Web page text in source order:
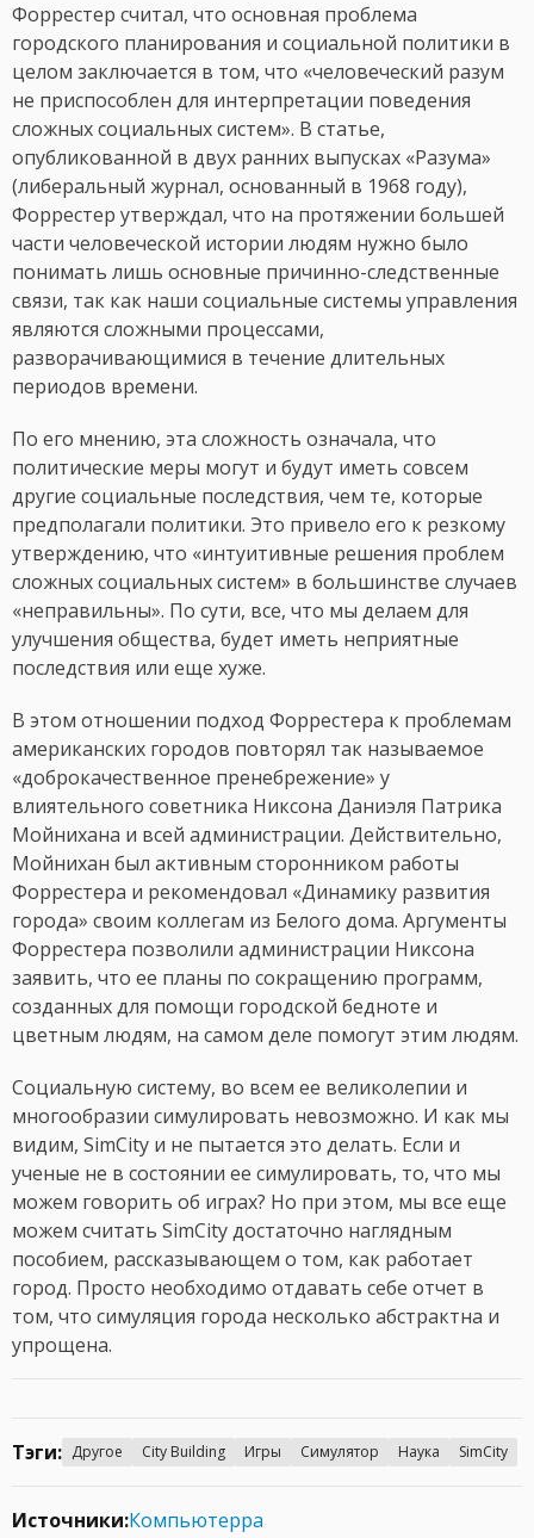
Форрестер считал, что основная проблема
городского планирования и социальной политики в
целом заключается в том, что «человеческий разум
не приспособлен для интерпретации поведения
сложных социальных систем». В статье,
опубликованной в двух ранних выпусках «Разума»
(либеральный журнал, основанный в 1968 году),
Форрестер утверждал, что на протяжении большей
части человеческой истории людям нужно было
понимать лишь основные причинно-следственные
связи, так как наши социальные системы управления
являются сложными процессами,
разворачивающимися в течение длительных
периодов времени.
По его мнению, эта сложность означала, что
политические меры могут и будут иметь совсем
другие социальные последствия, чем те, которые
предполагали политики. Это привело его к резкому
утверждению, что «интуитивные решения проблем
сложных социальных систем» в большинстве случаев
«неправильны». По сути, все, что мы делаем для
улучшения общества, будет иметь неприятные
последствия или еще хуже.
В этом отношении подход Форрестера к проблемам
американских городов повторял так называемое
«доброкачественное пренебрежение» у
влиятельного советника Никсона Даниэля Патрика
Мойнихана и всей администрации. Действительно,
Мойнихан был активным сторонником работы
Форрестера и рекомендовал «Динамику развития
города» своим коллегам из Белого дома. Аргументы
Форрестера позволили администрации Никсона
заявить, что ее планы по сокращению программ,
созданных для помощи городской бедноте и
цветным людям, на самом деле помогут этим людям.
Социальную систему, во всем ее великолепии и
многообразии симулировать невозможно. И как мы
видим, SimCity и не пытается это делать. Если и
ученые не в состоянии ее симулировать, то, что мы
можем говорить об играх? Но при этом, мы все еще
можем считать SimCity достаточно наглядным
пособием, рассказывающем о том, как работает
город. Просто необходимо отдавать себе отчет в
том, что симуляция города несколько абстрактна и
упрощена.
Тэги: Другое City Building Игры Симулятор Наука SimCity
Источники:Компьютерра